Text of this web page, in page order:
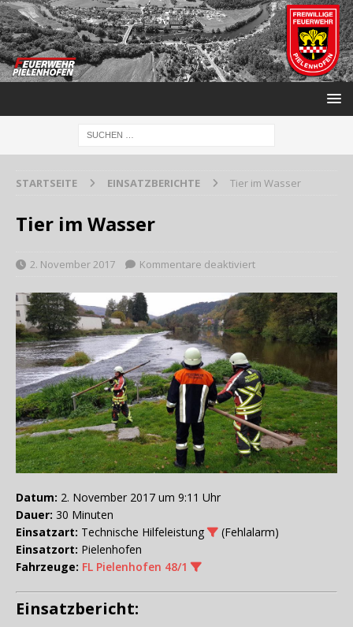
STARTSEITE EINSATZBERICHTE Tier im Wasser
Tier im Wasser
2. November 2017 Kommentare deaktiviert
Datum: 2. November 2017 um 9:11 Uhr
Dauer: 30 Minuten
Einsatzart: Technische Hilfeleistung
(Fehlalarm)
Einsatzort: Pielenhofen
Fahrzeuge: FL Pielenhofen 48/1
Einsatzbericht: